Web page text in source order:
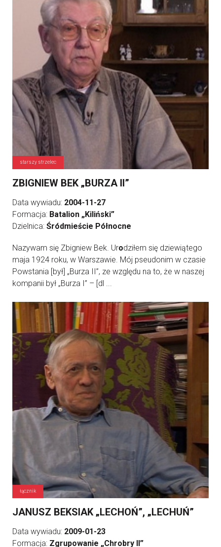
starszy strzelec
ZBIGNIEW BEK „BURZA II”
Data wywiadu: 2004-11-27
Formacja: Batalion „Kiliński”
Dzielnica: Śródmieście Północne
Nazywam się Zbigniew Bek. Urodziłem się dziewiątego
maja 1924 roku, w Warszawie. Mój pseudonim w czasie
Powstania [był] „Burza II”, ze względu na to, że w naszej
kompanii był „Burza I” – [dl ...
łącznik
JANUSZ BEKSIAK „LECHOŃ”, „LECHUŃ”
Data wywiadu: 2009-01-23
Formacja: Zgrupowanie „Chrobry II”